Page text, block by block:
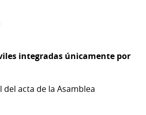
integradas únicamente por
acta de la Asamblea